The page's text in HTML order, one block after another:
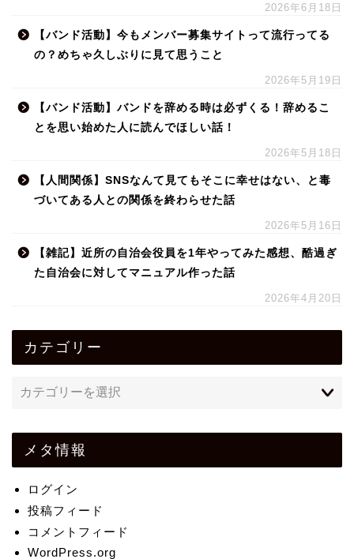
2026年6月18日
【バンド活動】今もメンバー募集サイトって流行ってる
の？めちゃ久しぶりに見て思うこと
2026年5月19日
【バンド活動】バンドを辞める時は必ずくる！辞めるこ
とを思い始めた人に読んでほしい話！
2026年5月18日
【人間関係】SNSなんて見てもそこに幸せはない、と毒
づいてある人との関係を終わらせた話
2026年5月16日
【雑記】近所の自治会役員を1年やってみた感想、酷過ぎ
た自治会に対してマニュアル作った話
2026年4月20日
カテゴリー
メタ情報
ログイン
投稿フィード
コメントフィード
WordPress.org